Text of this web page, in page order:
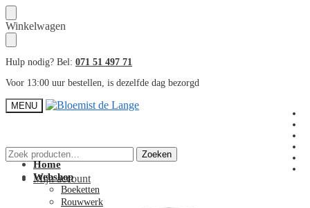
Skip
to
navigation
Skip
to
content
Winkelwagen
Hulp nodig? Bel: 071 51 497 71
Voor 13:00 uur bestellen, is dezelfde dag bezorgd
MENU
Zoeken
naar:
Zoeken
Mijn account
Home
Webshop
Boeketten
Rouwwerk